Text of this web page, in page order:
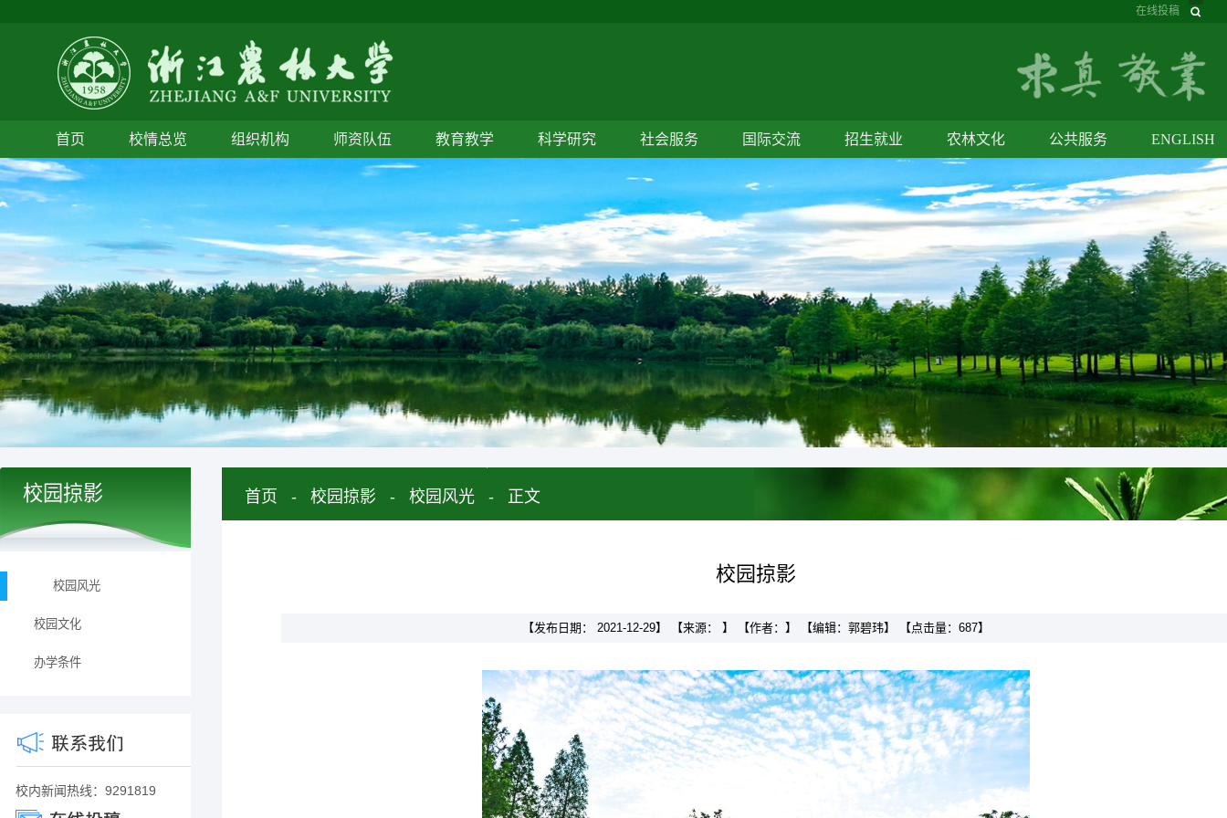
在线投稿
首页 校情总览 组织机构 师资队伍 教育教学 科学研究 社会服务 国际交流 招生就业 农林文化 公共服务 ENGLISH
校园掠影
校园风光
校园文化
办学条件
校内新闻热线：9291819
首页 - 校园掠影 - 校园风光 - 正文
校园掠影
【发布日期： 2021-12-29】 【来源： 】 【作者：】 【编辑：郭碧玮】 【点击量： 687】